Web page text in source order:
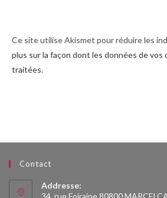
Ce site utilise Akismet pour réduire les
plus sur la façon dont les données de vos
traitées.
Contact
Addresse: